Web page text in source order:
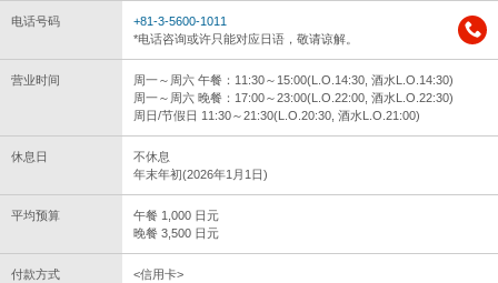
电话号码
+81-3-5600-1011
*电话咨询或许只能对应日语，敬请谅解。
营业时间
周一～周六 午餐：11:30～15:00(L.O.14:30, 酒水L.O.14:30)
周一～周六 晚餐：17:00～23:00(L.O.22:00, 酒水L.O.22:30)
周日/节假日 11:30～21:30(L.O.20:30, 酒水L.O.21:00)
休息日
不休息
年末年初(2026年1月1日)
平均预算
午餐 1,000 日元
晚餐 3,500 日元
付款方式
<信用卡>